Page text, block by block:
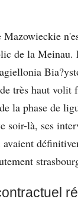
de la Meinau.
très haut volit
la phase de
soir-là, ses